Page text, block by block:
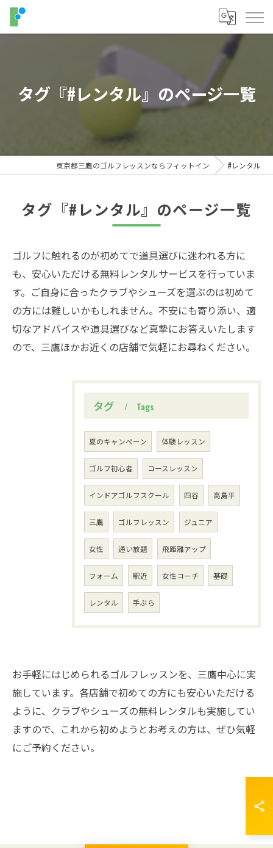
タグ『#レンタル』のページ一覧
東京都三鷹のゴルフレッスンならフィットイン #レンタル
タグ『#レンタル』のページ一覧
ゴルフに触れるのが初めてで道具選びに迷われる方に
も、安心いただける無料レンタルサービスを行っていま
す。ご自身に合ったクラブやシューズを選ぶのは初めて
の方には難しいかもしれません。不安にも寄り添い、適
切なアドバイスや道具選びなど真摯にお答えいたします
ので、三鷹ほかお近くの店舗で気軽にお尋ねください。
タグ Tags
夏のキャンペーン 体験レッスン
ゴルフ初心者 コースレッスン
インドアゴルフスクール 四谷 高島平
三鷹 ゴルフレッスン ジュニア
女性 通い放題 飛距離アップ
フォーム 駅近 女性コーチ 基礎
レンタル 手ぶら
お手軽にはじめられるゴルフレッスンを、三鷹中心に実
施しています。各店舗で初めての方にも安心いただける
ように、クラブやシューズの無料レンタルも実施してい
ますので、これから初めようとお考えの方は、ぜひ気軽
にご予約ください。